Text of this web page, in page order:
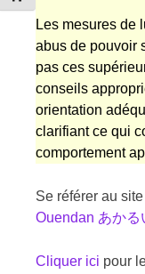
Les mesures de
abus de pouvoir
pas ces
conseils
orientation
clarifiant ce qui
comportement
Se référer au
Ouendan あかる
Cliquer ici pour